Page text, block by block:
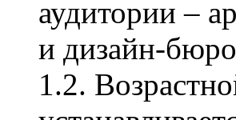
аудитории –
и дизайн-
1.2.